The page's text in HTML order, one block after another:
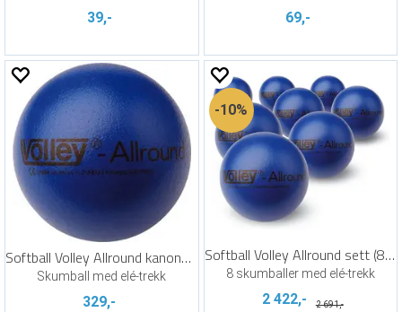
39,- 69,-
Softball Volley Allround kanonball 18 cm
Skumball med elé-trekk
329,-
10%
Softball Volley Allround sett (8) 18 cm
8 skumballer med elé-trekk
2 422,- 2 691,-